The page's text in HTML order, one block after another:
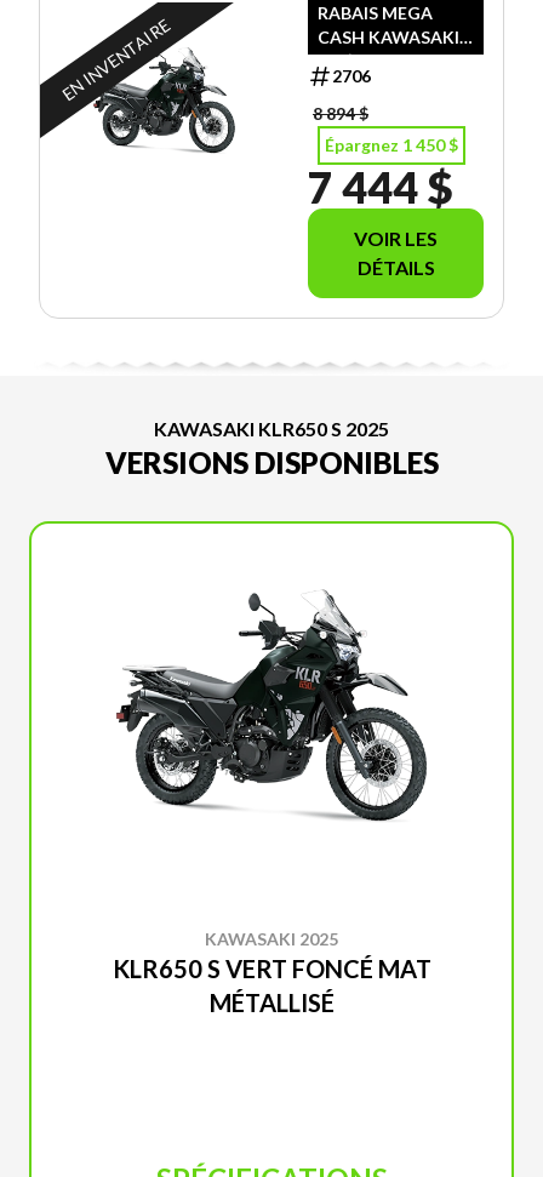
EN INVENTAIRE
RABAIS MEGA
CASH KAWASAKI
DE $1200+RABAIS
PROMO ÉTÉ
MORIN SPORTS
DE 250$
2706
8 894 $
Épargnez 1 450 $
7 444 $
VOIR LES
DÉTAILS
KAWASAKI KLR650 S 2025
VERSIONS DISPONIBLES
KAWASAKI 2025
KLR650 S VERT FONCÉ MAT
MÉTALLISÉ